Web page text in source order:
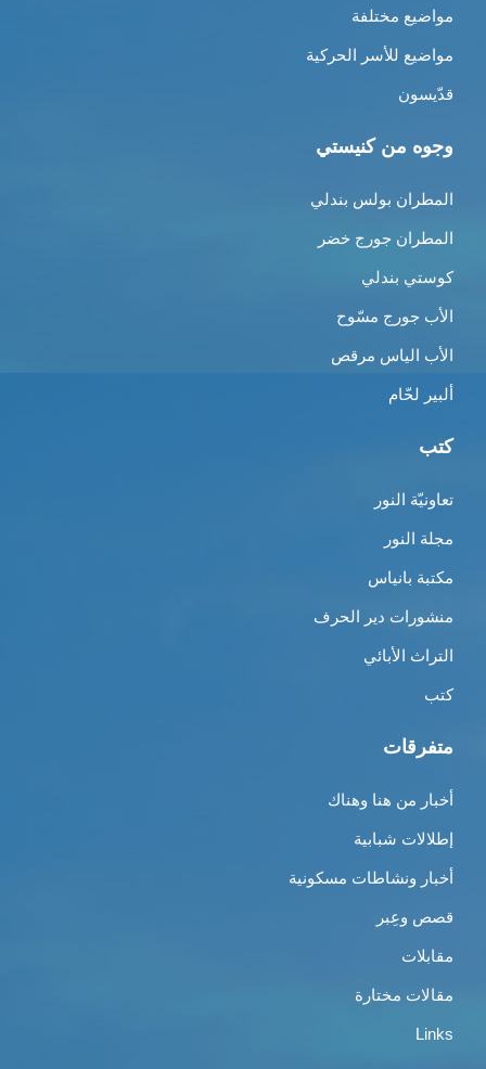
مواضيع مختلفة
مواضيع للأسر الحركية
قدّيسون
وجوه من كنيستي
المطران بولس بندلي
المطران جورج خضر
كوستي بندلي
الأب جورج مسّوح
الأب الياس مرقص
ألبير لحّام
كتب
تعاونيّة النور
مجلة النور
مكتبة بانياس
منشورات دير الحرف
التراث الأبائي
كتب
متفرقات
أخبار من هنا وهناك
إطلالات شبابية
أخبار ونشاطات مسكونية
قصص وعِبر
مقابلات
مقالات مختارة
Links